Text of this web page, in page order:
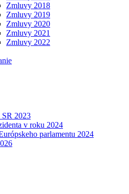
Zmluvy 2018
Zmluvy 2019
Zmluvy 2020
Zmluvy 2021
Zmluvy 2022
2023
v roku 2024
parlamentu 2024